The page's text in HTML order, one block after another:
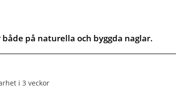
på naturella och byggda naglar.
i 3 veckor